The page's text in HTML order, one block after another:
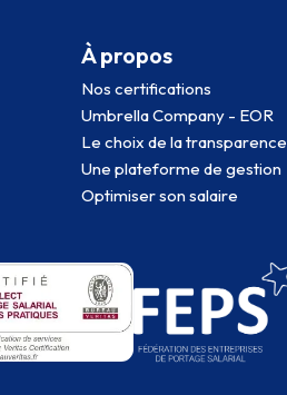
À propos
Nos certifications
Umbrella Company - EOR
Le choix de la transparence
Une plateforme de gestion
Optimiser son salaire